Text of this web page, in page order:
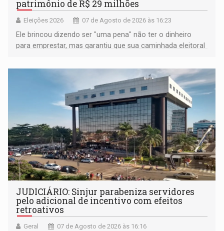
patrimônio de R$ 29 milhões
Eleições 2026 07 de Agosto de 2026 às 16:23
Ele brincou dizendo ser "uma pena" não ter o dinheiro
para emprestar, mas garantiu que sua caminhada eleitoral
JUDICIÁRIO: Sinjur parabeniza servidores
pelo adicional de incentivo com efeitos
retroativos
Geral 07 de Agosto de 2026 às 16:16